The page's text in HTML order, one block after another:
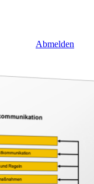
Abmelden